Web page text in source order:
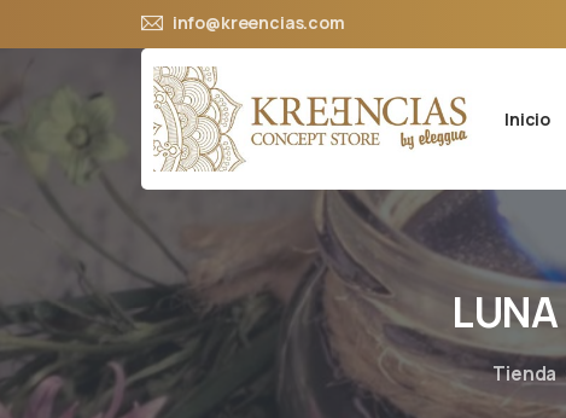
info@kreencias.com
Inicio
LUNA
Tienda